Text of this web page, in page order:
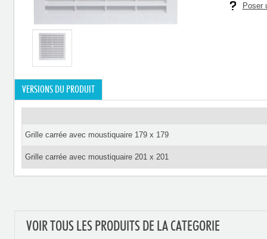
Poser
VERSIONS DU PRODUIT
Grille carrée avec moustiquaire 179 x 179
Grille carrée avec moustiquaire 201 x 201
VOIR TOUS LES PRODUITS DE LA CATEGORIE